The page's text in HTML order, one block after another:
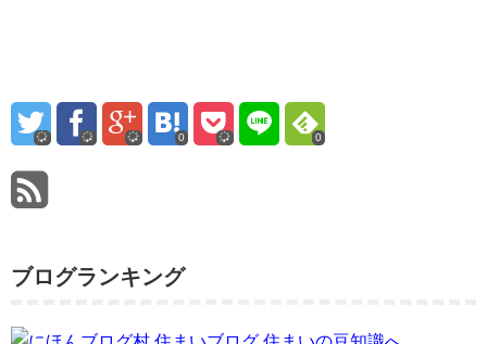
0 0
ブログランキング